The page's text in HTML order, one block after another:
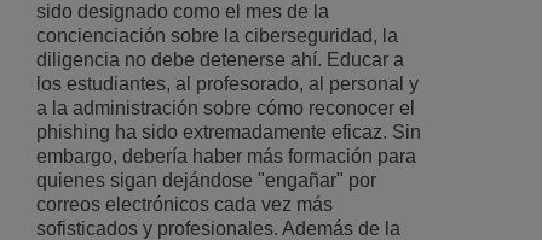
sido designado como el mes de la
concienciación sobre la ciberseguridad, la
diligencia no debe detenerse ahí. Educar a
los estudiantes, al profesorado, al personal y
a la administración sobre cómo reconocer el
phishing ha sido extremadamente eficaz. Sin
embargo, debería haber más formación para
quienes sigan dejándose "engañar" por
correos electrónicos cada vez más
sofisticados y profesionales. Además de la